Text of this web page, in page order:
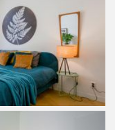
garden
southeast and has
place to enjoy the
(district heating)
linoleum floor in the
parking space in the